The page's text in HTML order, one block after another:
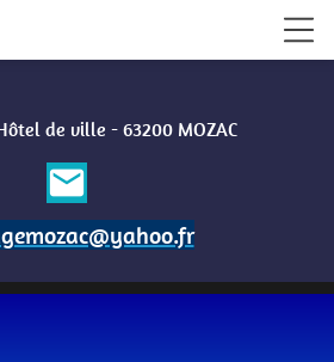
de ville - 63200 MOZAC
email